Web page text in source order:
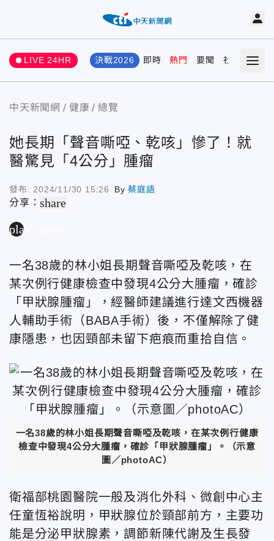
LIVE 24HR 決戰2026 即時 熱門 要聞 社會 娛樂
中天新聞網 健康 總覽
她長期「聲音嘶啞、乾咳」慘了！就
醫驚見「4公分」腫瘤
發布: 2024/11/30 15:26 By蔡庭語
分享：share
play_arrow
一名38歲的林小姐長期聲音嘶啞及乾咳，在
某次例行健康檢查中發現4公分大腫瘤，確診
「甲狀腺腫瘤」，經醫師建議進行達文西機器
人輔助手術（BABA手術）後，不僅解除了健
康隱患，也因頸部未留下疤痕而重拾自信。
一名38歲的林小姐長期聲音嘶啞及乾咳，在某次例行健康
檢查中發現4公分大腫瘤，確診「甲狀腺腫瘤」。（示意
圖／photoAC）
衛福部桃園醫院一般及消化外科、微創中心主
任童恆裕說明，甲狀腺位於頸部前方，主要功
能是分泌甲狀腺素，調節新陳代謝及生長發